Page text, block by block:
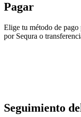
Pagar
Elige tu método de
por Sequra o
Seguimiento